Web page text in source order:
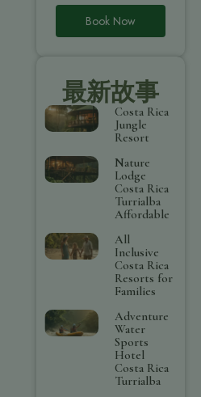
Book Now
最新故事
Costa Rica
Jungle
Resort
Nature
Lodge
Costa Rica
Turrialba
Affordable
All
Inclusive
Costa Rica
Resorts for
Families
Adventure
Water
Sports
Hotel
Costa Rica
Turrialba